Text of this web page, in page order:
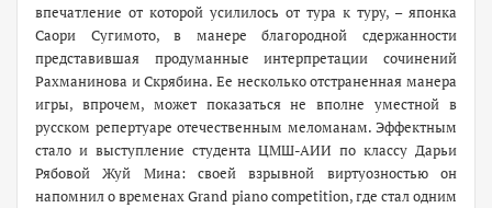
впечатление от которой усилилось от тура к туру, – японка
Саори Сугимото, в манере благородной сдержанности
представившая продуманные интерпретации сочинений
Рахманинова и Скрябина. Ее несколько отстраненная манера
игры, впрочем, может показаться не вполне уместной в
русском репертуаре отечественным меломанам. Эффектным
стало и выступление студента ЦМШ-АИИ по классу Дарьи
Рябовой Жуй Мина: своей взрывной виртуозностью он
напомнил о временах Grand piano competition, где стал одним